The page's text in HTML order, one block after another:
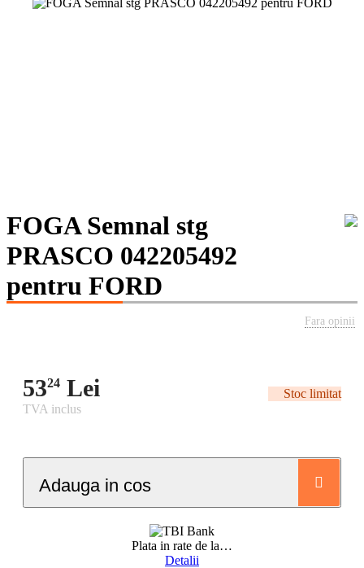
FOGA Semnal stg
PRASCO 042205492
pentru FORD
Fara opinii
5324 Lei
Stoc limitat
TVA inclus
Adauga in cos
Plata in rate de la…
Detalii